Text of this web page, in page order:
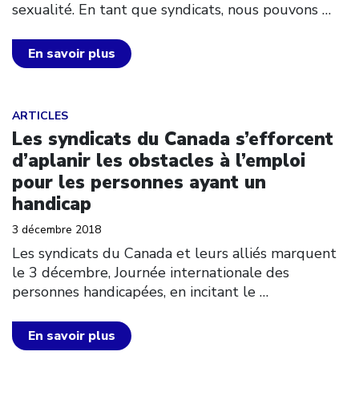
sexualité. En tant que syndicats, nous pouvons …
En savoir plus
ARTICLES
Les syndicats du Canada s’efforcent
d’aplanir les obstacles à l’emploi
pour les personnes ayant un
handicap
3 décembre 2018
Les syndicats du Canada et leurs alliés marquent
le 3 décembre, Journée internationale des
personnes handicapées, en incitant le …
En savoir plus
Click to open the link